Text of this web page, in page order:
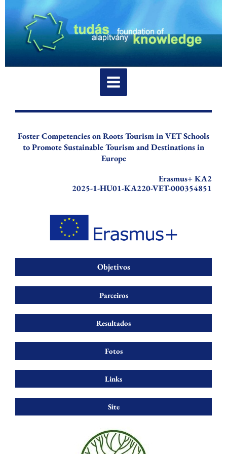
content
Foster Competencies on Roots Tourism in VET Schools
to Promote Sustainable Tourism and Destinations in
Europe
Erasmus+ KA2
2025-1-HU01-KA220-VET-000354851
Objetivos
Parceiros
Resultados
Fotos
Links
Site